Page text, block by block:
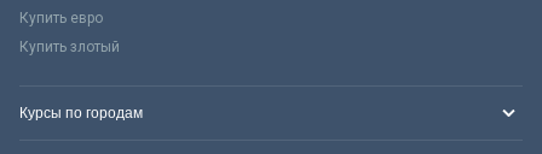
Купить евро
Купить злотый
Курсы по городам